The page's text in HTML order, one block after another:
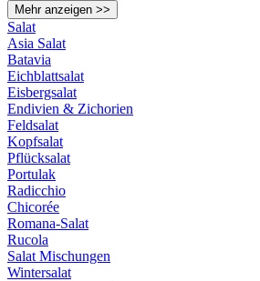
Mehr anzeigen >>
Salat
Asia Salat
Batavia
Eichblattsalat
Eisbergsalat
Endivien & Zichorien
Feldsalat
Kopfsalat
Pflücksalat
Portulak
Radicchio
Chicorée
Romana-Salat
Rucola
Salat Mischungen
Wintersalat